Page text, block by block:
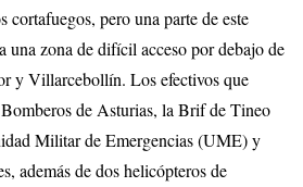
cortafuegos, pero una parte de este
una zona de difícil acceso por debajo de
y Villarcebollín. Los efectivos que
de Asturias, la Brif de Tineo
Militar de Emergencias (UME) y
además de dos helicópteros de